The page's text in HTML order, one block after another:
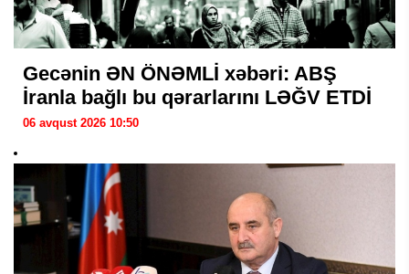
Gecənin ƏN ÖNƏMLİ xəbəri: ABŞ
İranla bağlı bu qərarlarını LƏĞV ETDİ
06 avqust 2026 10:50